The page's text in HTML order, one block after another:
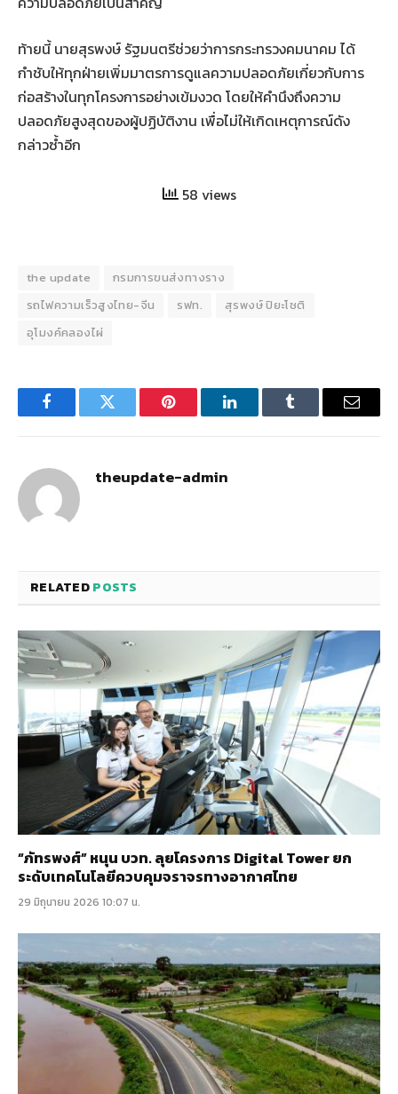
ท้ายนี้ นายสุรพงษ์ รัฐมนตรีช่วยว่าการกระทรวงคมนาคม ได้
กำชับให้ทุกฝ่ายเพิ่มมาตรการดูแลความปลอดภัยเกี่ยวกับการ
ก่อสร้างในทุกโครงการอย่างเข้มงวด โดยให้คำนึงถึงความ
ปลอดภัยสูงสุดของผู้ปฏิบัติงาน เพื่อไม่ให้เกิดเหตุการณ์ดัง
กล่าวซ้ำอีก
58 views
the update
กรมการขนส่งทางราง
รถไฟความเร็วสูงไทย-จีน
รฟท.
สุรพงษ์ ปิยะโชติ
อุโมงค์คลองไผ่
FacebookTwitter Pinterest LinkedInTumblr Email
theupdate-admin
RELATEDPOSTS
“ภัทรพงศ์” หนุน บวท. ลุยโครงการ Digital Tower ยก
ระดับเทคโนโลยีควบคุมจราจรทางอากาศไทย
29 มิถุนายน 2026 10:07 น.